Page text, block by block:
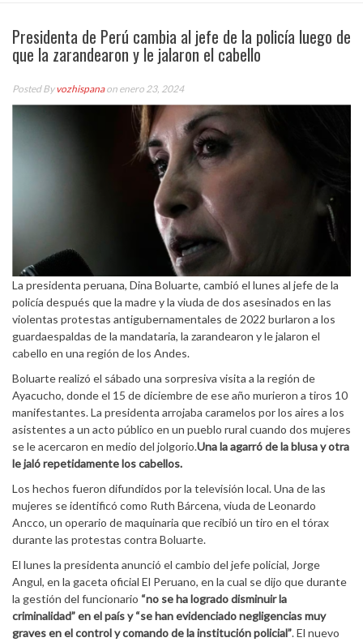
Presidenta de Perú cambia al jefe de la policía luego de
que la zarandearon y le jalaron el cabello
Posted Byvozhispanaon enero 23, 2024
La presidenta peruana, Dina Boluarte, cambió el lunes al jefe de la
policía después que la madre y la viuda de dos asesinados en las
violentas protestas antigubernamentales de 2022 burlaron a los
guardaespaldas de la mandataria, la zarandearon y le jalaron el
cabello en una región de los Andes.
Boluarte realizó el sábado una sorpresiva visita a la región de
Ayacucho, donde el 15 de diciembre de ese año murieron a tiros 10
manifestantes. La presidenta arrojaba caramelos por los aires a los
asistentes a un acto público en un pueblo rural cuando dos mujeres
se le acercaron en medio del jolgorio.Una la agarró de la blusa y otra
le jaló repetidamente los cabellos.
Los hechos fueron difundidos por la televisión local. Una de las
mujeres se identificó como Ruth Bárcena, viuda de Leonardo
Ancco, un operario de maquinaria que recibió un tiro en el tórax
durante las protestas contra Boluarte.
El lunes la presidenta anunció el cambio del jefe policial, Jorge
Angul, en la gaceta oficial El Peruano, en la cual se dijo que durante
la gestión del funcionario “no se ha logrado disminuir la
criminalidad” en el país y “se han evidenciado negligencias muy
graves en el control y comando de la institución policial”. El nuevo